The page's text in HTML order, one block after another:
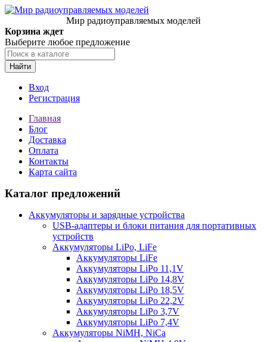
Мир радиоуправляемых моделей
Корзина ждет
Выберите любое предложение
Найти
Вход
Регистрация
Главная
Блог
Доставка
Оплата
Контакты
Карта сайта
Каталог предложений
Аккумуляторы и зарядные устройства
USB-адаптеры и блоки питания для портативных
устройств
Аккумуляторы LiPo, LiFe
Аккумуляторы LiFe
Аккумуляторы LiPo 11,1V
Аккумуляторы LiPo 14,8V
Аккумуляторы LiPo 18,5V
Аккумуляторы LiPo 22,2V
Аккумуляторы LiPo 3,7V
Аккумуляторы LiPo 7,4V
Аккумуляторы NiMH, NiCa